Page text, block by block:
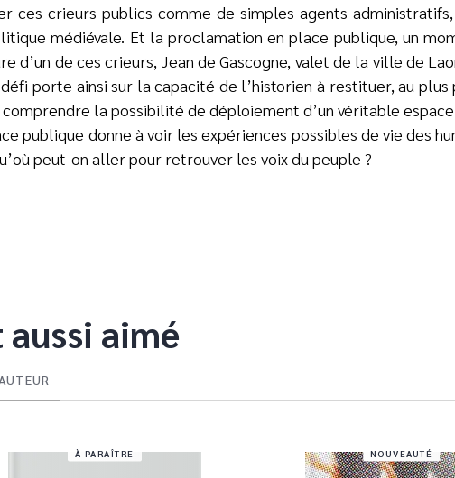
ces crieurs publics comme de simples agents
médiévale. Et la proclamation en place publique, un
d’un de ces crieurs, Jean de Gascogne, valet de la ville de
porte ainsi sur la capacité de l’historien à restituer, au
la possibilité de déploiement d’un véritable
publique donne à voir les expériences possibles de vie des
peut-on aller pour retrouver les voix du peuple ?
aimé
À PARAÎTRE NOUVEAUTÉ